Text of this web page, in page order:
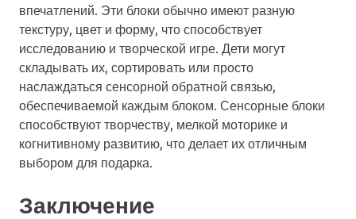
впечатлений. Эти блоки обычно имеют разную
текстуру, цвет и форму, что способствует
исследованию и творческой игре. Дети могут
складывать их, сортировать или просто
наслаждаться сенсорной обратной связью,
обеспечиваемой каждым блоком. Сенсорные блоки
способствуют творчеству, мелкой моторике и
когнитивному развитию, что делает их отличным
выбором для подарка.
Заключение